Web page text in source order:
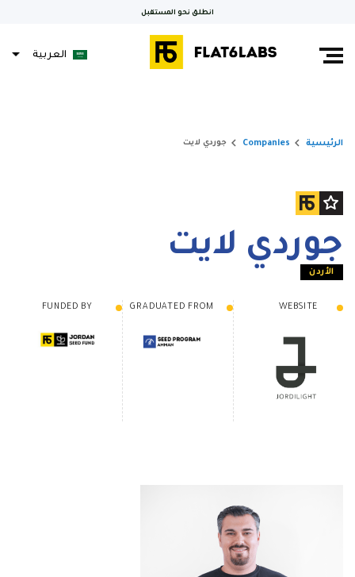
انطلق نحو المستقبل
العربية
الرئيسية keyboard_arrow_right
Companies
keyboard_arrow_right جوردي لايت
جوردي لايت
الأردن
WEBSITE
GRADUATED FROM
FUNDED BY